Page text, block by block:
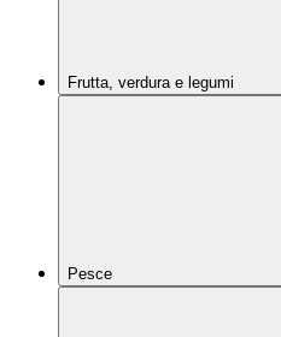
Frutta, verdura e legumi
Pesce